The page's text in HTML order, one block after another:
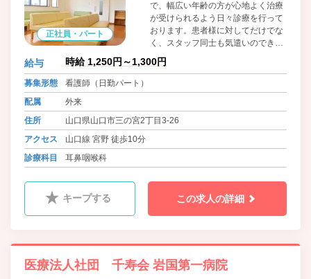
正社員・パート
で、幅広い年齢の方が心地よく治療
が受けられるよう日々診療を行って
おります。患者様に対してだけでな
く、スタッフ同士も気遣いのできる
職場です。
給与 時給 1,250円～1,300円
募集形態
看護師（日勤パート）
配属
外来
住所
山口県山口市三の宮2丁目3-26
アクセス
山口線 宮野 徒歩10分
診療科目
耳鼻咽喉科
キープする この求人の詳細
医療法人社団 千寿会 岩国第一病院